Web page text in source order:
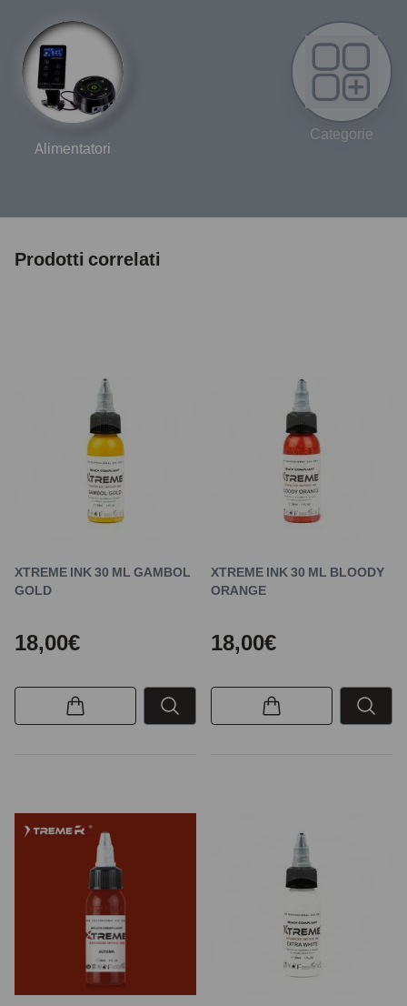
Alimentatori
Categorie
Prodotti correlati
XTREME INK 30 ML GAMBOL
GOLD
18,00€
XTREME INK 30 ML BLOODY
ORANGE
18,00€